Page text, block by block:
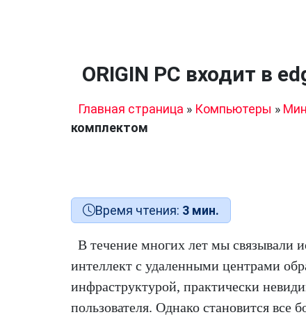
ORIGIN PC входит в
Главная страница » Компьютеры »
комплектом
Время чтения: 3 мин.
В течение многих лет мы связывали
интеллект с удаленными центрами
инфраструктурой, практически
пользователя. Однако становится все